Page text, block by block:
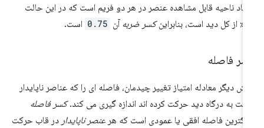
ناحیه قابل مشاهده عنصر در هر دو فریم است که در این حالت
کسر ضربهآن 0.75 است.
فاصله
دیگر معادله امتیاز تغییر چیدمان، فاصله ای را که عناصر ناپایدار
به درگاه دید حرکت کرده اند اندازه گیری می کند.کسر فاصله
فاصله افقی یا عمودی است که هر عنصر ناپایداردر قاب حرکت